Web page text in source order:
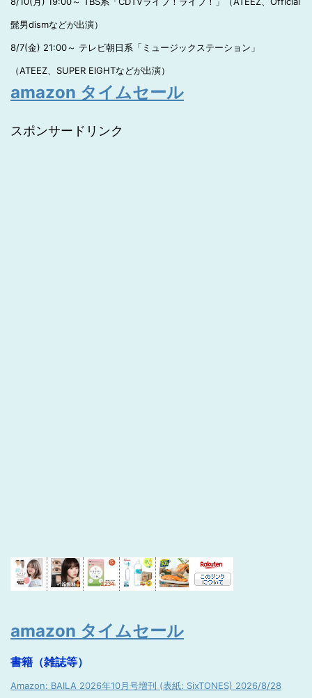
髭男dismなどが出演）
8/7(金) 21:00～ テレビ朝日系「ミュージックステーション」
（ATEEZ、SUPER EIGHTなどが出演）
amazon タイムセール
スポンサードリンク
amazon タイムセール
書籍（雑誌等）
Amazon: BAILA 2026年10月号増刊 (表紙: SixTONES) 2026/8/28